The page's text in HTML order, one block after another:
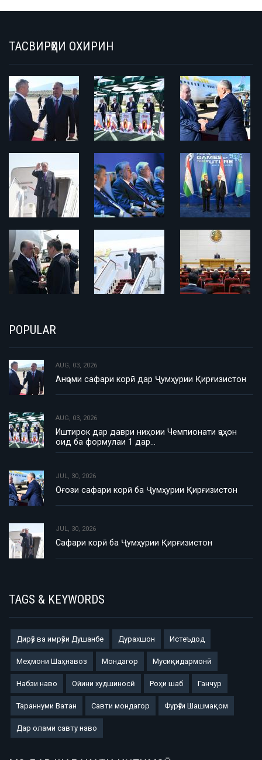
ТАСВИРҲОИ ОХИРИН
POPULAR
AUG, 03, 2026
Анҷоми сафари корӣ дар Ҷумҳурии Қирғизистон
AUG, 03, 2026
Иштирок дар даври ниҳоии Чемпионати ҷаҳон
оид ба формулаи 1 дар…
JUL, 30, 2026
Оғози сафари корӣ ба Ҷумҳурии Қирғизистон
JUL, 30, 2026
Сафари корӣ ба Ҷумҳурии Қирғизистон
TAGS & KEYWORDS
Дирӯз ва имрӯзи Душанбе Дурахшон Истеъдод
Меҳмони Шаҳнавоз Мондагор Мусиқидармонӣ
Набзи наво Ойини худшиносӣ Роҳи шаб Ганчур
Тараннуми Ватан Савти мондагор Фурӯғи Шашмақом
Дар олами савту наво